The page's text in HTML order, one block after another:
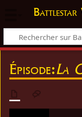
Battlestar
Épisode:La